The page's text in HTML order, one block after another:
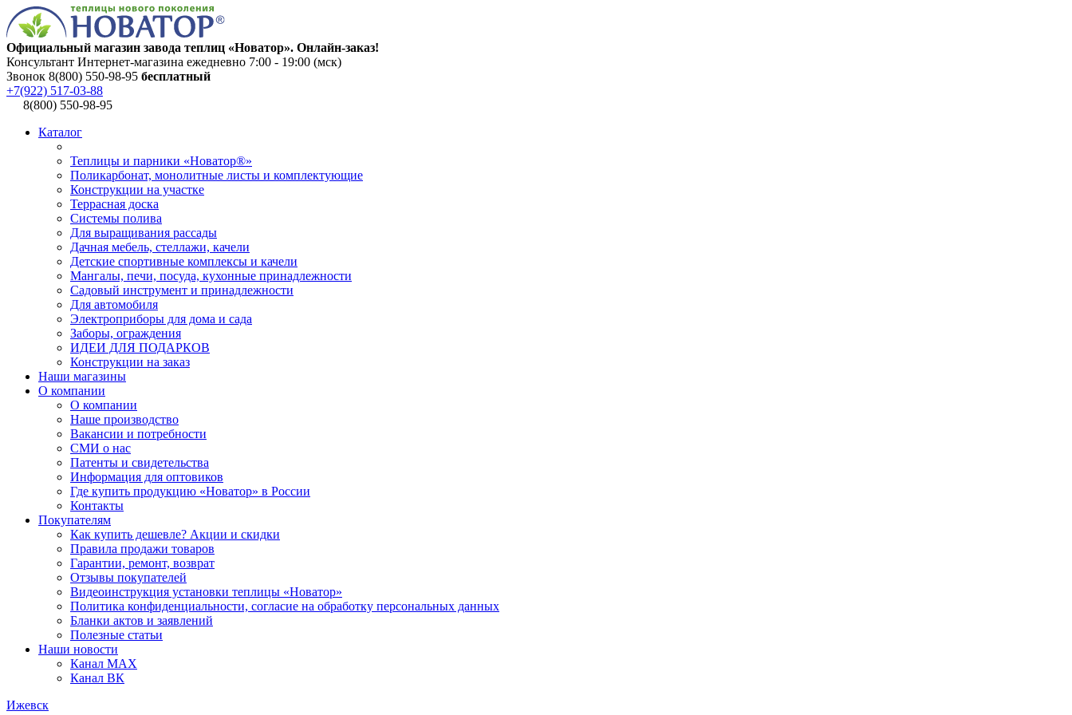
Официальный магазин завода теплиц «Новатор». Онлайн-заказ!
Консультант Интернет-магазина ежедневно 7:00 - 19:00 (мск)
Звонок 8(800) 550-98-95 бесплатный
+7(922) 517-03-88
8(800) 550-98-95
Каталог
Теплицы и парники «Новатор®»
Поликарбонат, монолитные листы и комплектующие
Конструкции на участке
Террасная доска
Системы полива
Для выращивания рассады
Дачная мебель, стеллажи, качели
Детские спортивные комплексы и качели
Мангалы, печи, посуда, кухонные принадлежности
Садовый инструмент и принадлежности
Для автомобиля
Электроприборы для дома и сада
Заборы, ограждения
ИДЕИ ДЛЯ ПОДАРКОВ
Конструкции на заказ
Наши магазины
О компании
О компании
Наше производство
Вакансии и потребности
СМИ о нас
Патенты и свидетельства
Информация для оптовиков
Где купить продукцию «Новатор» в России
Контакты
Покупателям
Как купить дешевле? Акции и скидки
Правила продажи товаров
Гарантии, ремонт, возврат
Отзывы покупателей
Видеоинструкция установки теплицы «Новатор»
Политика конфиденциальности, согласие на обработку персональных данных
Бланки актов и заявлений
Полезные статьи
Наши новости
Канал MAX
Канал ВК
Ижевск